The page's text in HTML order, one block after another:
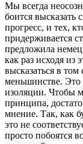
Мы всегда
боится высказать
прогресс, и тех,
придерживается
предложила
как раз исходя из
высказаться в
меньшинстве. Это
изоляции. Чтобы
принципа,
мнение. Так, как
это не
просто побоятся